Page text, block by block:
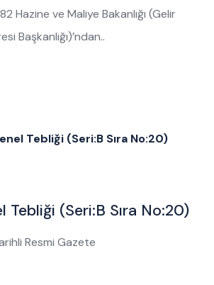
Hazine ve Maliye Bakanlığı (Gelir
Başkanlığı)’ndan..
Tebliği (Seri:B Sıra No:20)
Tebliği (Seri:B Sıra No:20)
Resmi Gazete